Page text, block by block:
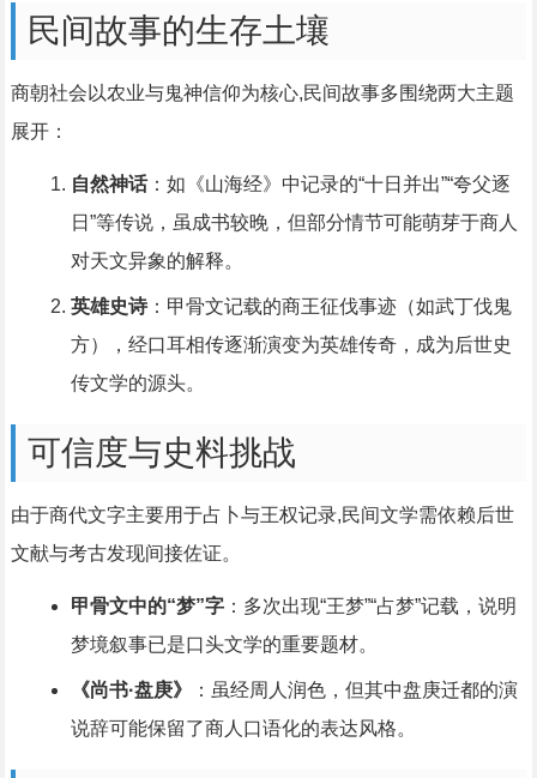
民间故事的生存土壤
商朝社会以农业与鬼神信仰为核心,民间故事多围绕两大主题
展开：
自然神话：如《山海经》中记录的“十日并出”“夸父逐
日”等传说，虽成书较晚，但部分情节可能萌芽于商人
对天文异象的解释。
英雄史诗：甲骨文记载的商王征伐事迹（如武丁伐鬼
方），经口耳相传逐渐演变为英雄传奇，成为后世史
传文学的源头。
可信度与史料挑战
由于商代文字主要用于占卜与王权记录,民间文学需依赖后世
文献与考古发现间接佐证。
甲骨文中的“梦”字：多次出现“王梦”“占梦”记载，说明
梦境叙事已是口头文学的重要题材。
《尚书·盘庚》
：虽经周人润色，但其中盘庚迁都的演
说辞可能保留了商人口语化的表达风格。